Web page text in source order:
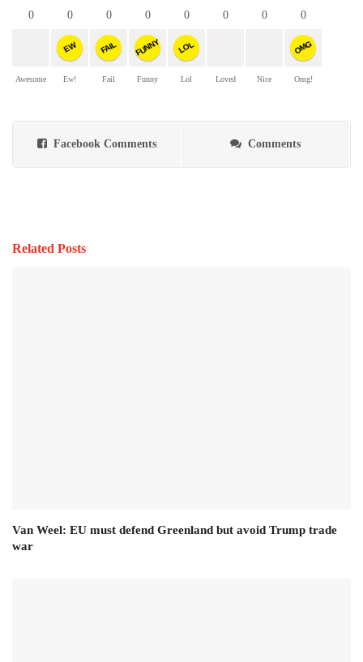
0
Awesome
0
EW
Ew!
0
FAIL
Fail
0
FUNNY
Funny
0
LOL
Lol
0
Loved
0
Nice
0
OMG
Omg!
Facebook Comments Comments
Related Posts
Van Weel: EU must defend Greenland but avoid Trump trade
war